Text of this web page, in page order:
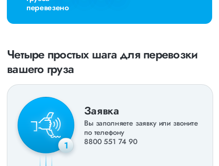
перевезено
Четыре простых шага для перевозки
вашего груза
1
Заявка
Вы заполняете заявку или звоните
по телефону
8800 551 74 90